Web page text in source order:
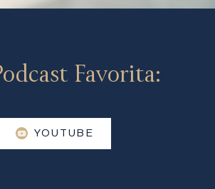
Favorita:
YOUTUBE